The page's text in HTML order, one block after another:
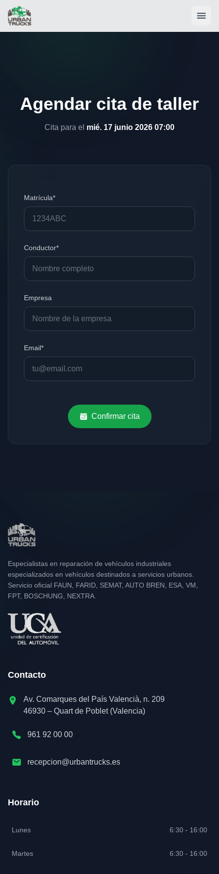
Agendar cita de taller
Cita para el mié. 17 junio 2026 07:00
Matrícula*
Conductor*
Empresa
Email*
Confirmar cita
Especialistas en reparación de vehículos industriales
especializados en vehículos destinados a servicios urbanos.
Servicio oficial FAUN, FARID, SEMAT, AUTO BREN, ESA, VM,
FPT, BOSCHUNG, NEXTRA.
Contacto
Av. Comarques del País Valencià, n. 209
46930 – Quart de Poblet (Valencia)
961 92 00 00
recepcion@urbantrucks.es
Horario
Lunes 6:30 - 16:00
Martes 6:30 - 16:00